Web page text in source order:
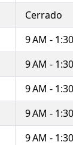
Cerrado
9 AM -
9 AM -
9 AM -
9 AM -
9 AM -